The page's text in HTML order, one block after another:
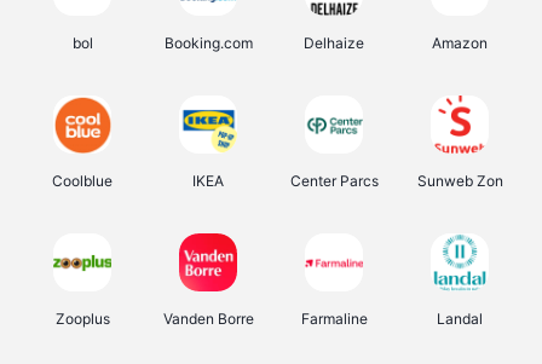
bol Booking.com Delhaize Amazon
Coolblue IKEA Center Parcs Sunweb Zon
Zooplus Vanden Borre Farmaline Landal